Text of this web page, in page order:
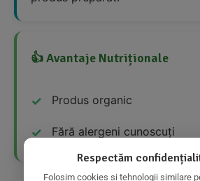
👍 Avantaje Nutriționale
Produs organic
Fără alergeni cunoscuți
Respectăm
Folosim cookies și tehnologii similare